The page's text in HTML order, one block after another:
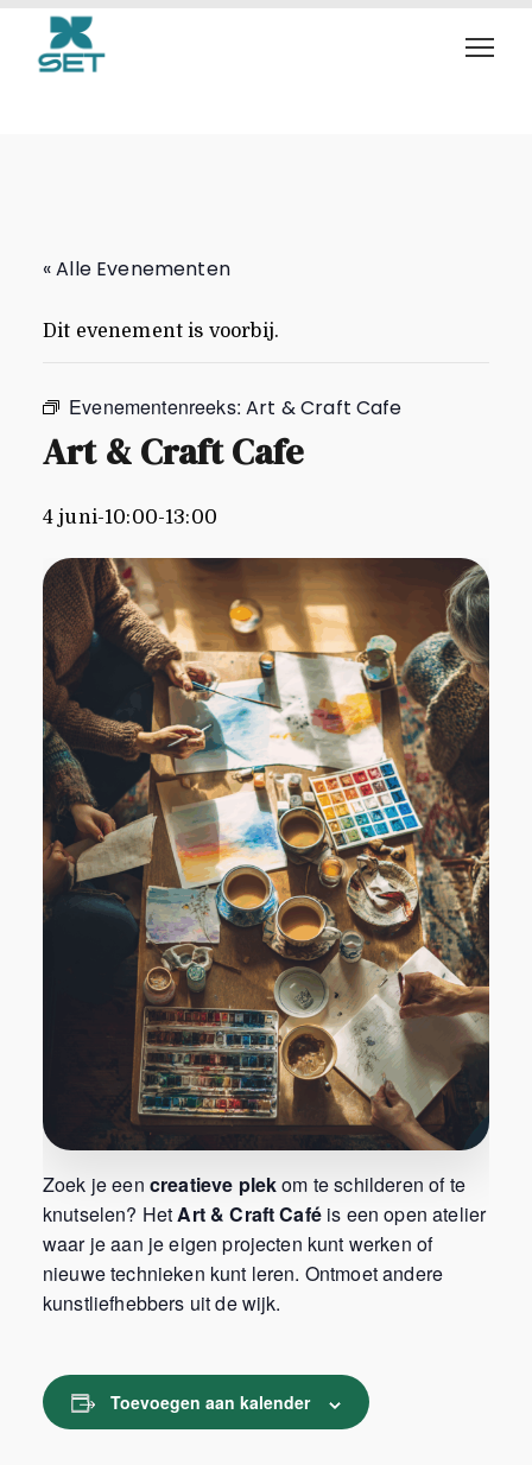
Art & Craft Cafe
« Alle Evenementen
Dit evenement is voorbij.
Evenementenreeks:Art & Craft Cafe
Art & Craft Cafe
4 juni-10:00-13:00
Zoek je een creatieve plekom te schilderen of te
knutselen? HetArt & Craft Caféis een open atelier
waar je aan je eigen projecten kunt werken of
nieuwe technieken kunt leren. Ontmoet andere
kunstliefhebbers uit de wijk.
Toevoegen aan kalender